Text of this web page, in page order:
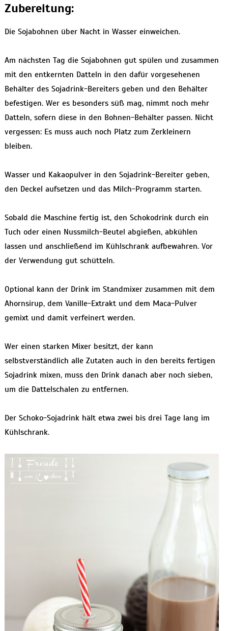
Zubereitung:
Die Sojabohnen über Nacht in Wasser einweichen.
Am nächsten Tag die Sojabohnen gut spülen und zusammen
mit den entkernten Datteln in den dafür vorgesehenen
Behälter des Sojadrink-Bereiters geben und den Behälter
befestigen. Wer es besonders süß mag, nimmt noch mehr
Datteln, sofern diese in den Bohnen-Behälter passen. Nicht
vergessen: Es muss auch noch Platz zum Zerkleinern
bleiben.
Wasser und Kakaopulver in den Sojadrink-Bereiter geben,
den Deckel aufsetzen und das Milch-Programm starten.
Sobald die Maschine fertig ist, den Schokodrink durch ein
Tuch oder einen Nussmilch-Beutel abgießen, abkühlen
lassen und anschließend im Kühlschrank aufbewahren. Vor
der Verwendung gut schütteln.
Optional kann der Drink im Standmixer zusammen mit dem
Ahornsirup, dem Vanille-Extrakt und dem Maca-Pulver
gemixt und damit verfeinert werden.
Wer einen starken Mixer besitzt, der kann
selbstverständlich alle Zutaten auch in den bereits fertigen
Sojadrink mixen, muss den Drink danach aber noch sieben,
um die Dattelschalen zu entfernen.
Der Schoko-Sojadrink hält etwa zwei bis drei Tage lang im
Kühlschrank.